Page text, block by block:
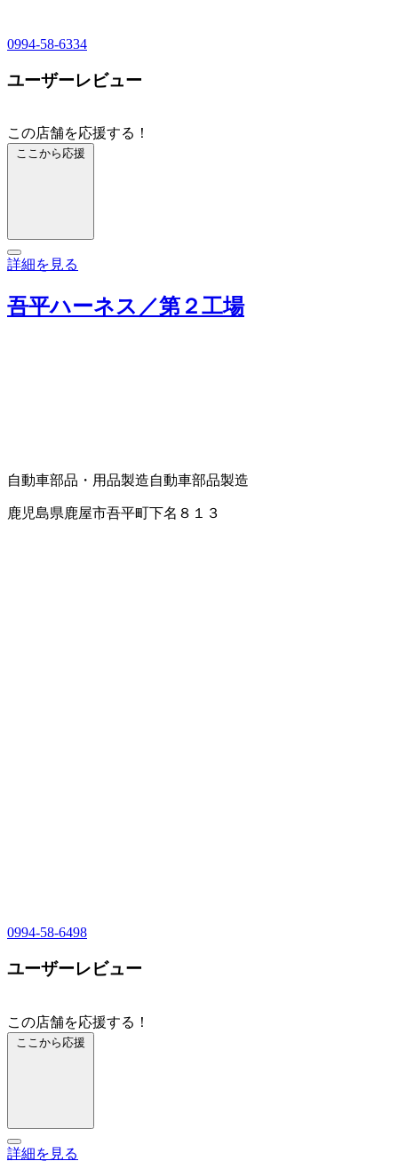
0994-58-6334
ユーザーレビュー
この店舗を応援する！
ここから応援
詳細を見る
吾平ハーネス／第２工場
自動車部品・用品製造自動車部品製造
鹿児島県鹿屋市吾平町下名８１３
0994-58-6498
ユーザーレビュー
この店舗を応援する！
ここから応援
詳細を見る